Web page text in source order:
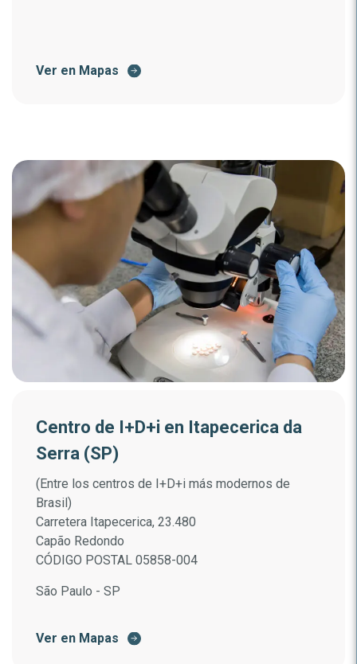
Ver en Mapas
Centro de I+D+i en Itapecerica da
Serra (SP)
(Entre los centros de I+D+i más modernos de
Brasil)
Carretera Itapecerica, 23.480
Capão Redondo
CÓDIGO POSTAL 05858-004
São Paulo - SP
Ver en Mapas